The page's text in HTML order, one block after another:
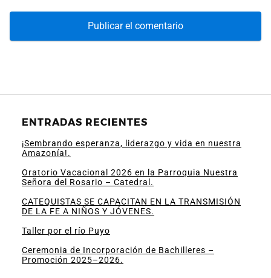
ENTRADAS RECIENTES
¡Sembrando esperanza, liderazgo y vida en nuestra
Amazonía!.
Oratorio Vacacional 2026 en la Parroquia Nuestra
Señora del Rosario – Catedral.
CATEQUISTAS SE CAPACITAN EN LA TRANSMISIÓN
DE LA FE A NIÑOS Y JÓVENES.
Taller por el río Puyo
Ceremonia de Incorporación de Bachilleres –
Promoción 2025–2026.